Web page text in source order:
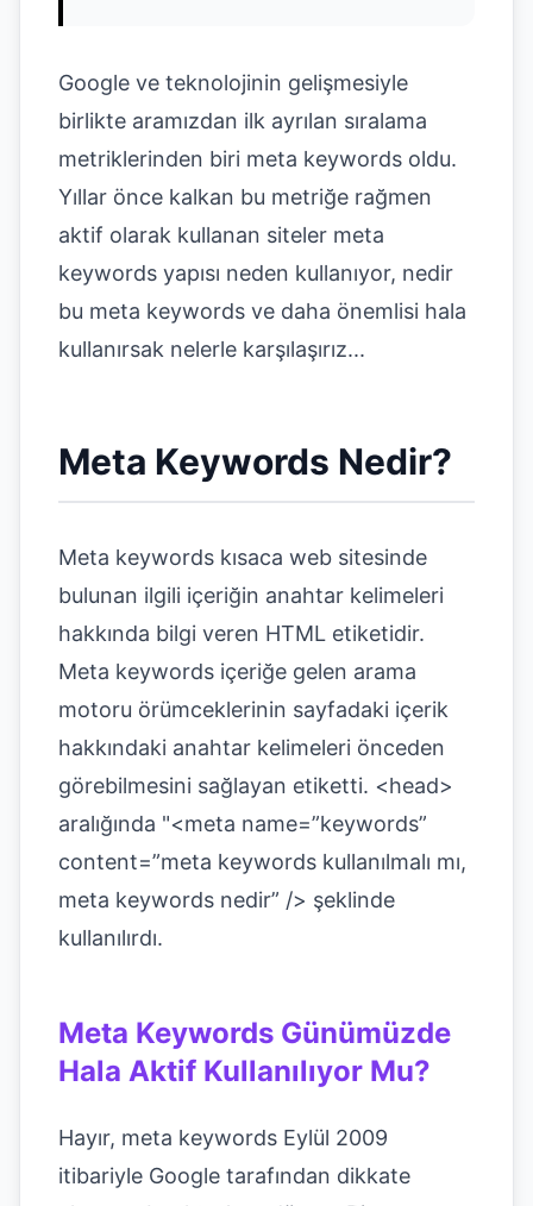
Google ve teknolojinin gelişmesiyle
birlikte aramızdan ilk ayrılan sıralama
metriklerinden biri meta keywords oldu.
Yıllar önce kalkan bu metriğe rağmen
aktif olarak kullanan siteler meta
keywords yapısı neden kullanıyor, nedir
bu meta keywords ve daha önemlisi hala
kullanırsak nelerle karşılaşırız...
Meta Keywords Nedir?
Meta keywords kısaca web sitesinde
bulunan ilgili içeriğin anahtar kelimeleri
hakkında bilgi veren HTML etiketidir.
Meta keywords içeriğe gelen arama
motoru örümceklerinin sayfadaki içerik
hakkındaki anahtar kelimeleri önceden
görebilmesini sağlayan etiketti. <head>
aralığında "<meta name=”keywords”
content=”meta keywords kullanılmalı mı,
meta keywords nedir” /> şeklinde
kullanılırdı.
Meta Keywords Günümüzde
Hala Aktif Kullanılıyor Mu?
Hayır, meta keywords Eylül 2009
itibariyle Google tarafından dikkate